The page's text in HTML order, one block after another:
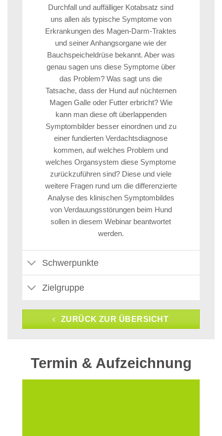
Durchfall und auffälliger Kotabsatz sind
uns allen als typische Symptome von
Erkrankungen des Magen-Darm-Traktes
und seiner Anhangsorgane wie der
Bauchspeicheldrüse bekannt. Aber was
genau sagen uns diese Symptome über
das Problem? Was sagt uns die
Tatsache, dass der Hund auf nüchternen
Magen Galle oder Futter erbricht? Wie
kann man diese oft überlappenden
Symptombilder besser einordnen und zu
einer fundierten Verdachtsdiagnose
kommen, auf welches Problem und
welches Organsystem diese Symptome
zurückzuführen sind? Diese und viele
weitere Fragen rund um die differenzierte
Analyse des klinischen Symptombildes
von Verdauungsstörungen beim Hund
sollen in diesem Webinar beantwortet
werden.
Schwerpunkte
Zielgruppe
ZURÜCK ZUR ÜBERSICHT
Termin & Aufzeichnung